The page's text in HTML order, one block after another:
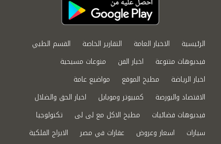
الرئيسية الاخبار العامة التقارير الخاصة
القسم الطبي
فيديوهات متنوعة
اخبار الفن
منوعات مسيحية
اخبار الرياضة
مطبخ الموقع
مواضيع عامة
الاقتصاد والبورصة
كمبيوتر وموبايل
اخبار الحق والضلال
فيديوهات فضائيات
مطبخ الاكل مع لى لى
تكنولوجيا
سيارات
اسعار وعروض عقارات في مصر
الابراج الفلكية